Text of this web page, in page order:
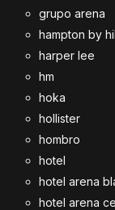
grupo arena
hampton by
harper lee
hm
hoka
hollister
hombro
hotel
hotel arena
hotel arena